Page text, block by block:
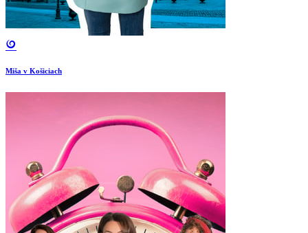
Miša v Košiciach